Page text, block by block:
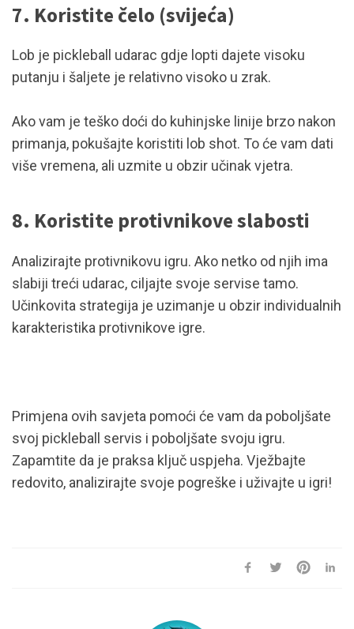
7. Koristite čelo (svijeća)
Lob je pickleball udarac gdje lopti dajete visoku
putanju i šaljete je relativno visoko u zrak.
Ako vam je teško doći do kuhinjske linije brzo nakon
primanja, pokušajte koristiti lob shot. To će vam dati
više vremena, ali uzmite u obzir učinak vjetra.
8. Koristite protivnikove slabosti
Analizirajte protivnikovu igru. Ako netko od njih ima
slabiji treći udarac, ciljajte svoje servise tamo.
Učinkovita strategija je uzimanje u obzir individualnih
karakteristika protivnikove igre.
Primjena ovih savjeta pomoći će vam da poboljšate
svoj pickleball servis i poboljšate svoju igru.
Zapamtite da je praksa ključ uspjeha. Vježbajte
redovito, analizirajte svoje pogreške i uživajte u igri!